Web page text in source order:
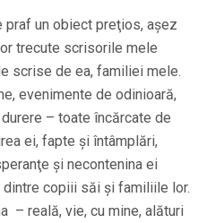
praf un obiect preţios, aşez
trecute scrisorile mele
scrise de ea, familiei mele.
evenimente de odinioară,
– toate încărcate de
ei, fapte şi întâmplări,
şi necontenina ei
copiii săi şi familiile lor.
– reală, vie, cu mine, alături